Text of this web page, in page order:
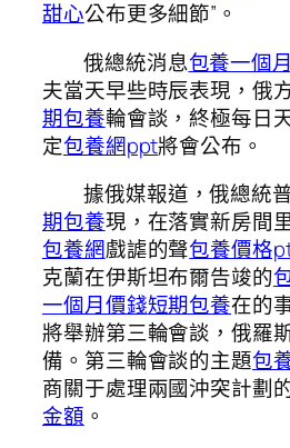
甜心公布更多細節”。
俄總統消息包養一個
夫當天早些時辰表現，俄
期包養輪會談，終極每日
定包養網ppt將會公布。
據俄媒報道，俄總統
期包養現，在落實新房間
包養網戲謔的聲包養價格
克蘭在伊斯坦布爾告竣的
一個月價錢短期包養在的
將舉辦第三輪會談，俄羅
備。第三輪會談的主題包
商關于處理兩國沖突計劃
金額 。